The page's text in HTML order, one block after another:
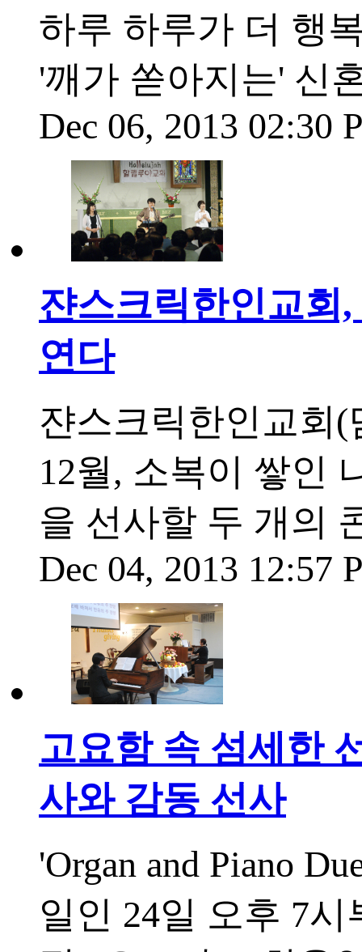
하루 하루가 더 행
'깨가 쏟아지는' 신
Dec 06, 2013 02:30
쟌스크릭한인교회
연다
쟌스크릭한인교회
12월, 소복이 쌓인
을 선사할 두 개의
Dec 04, 2013 12:57
고요함 속 섬세한
사와 감동 선사
'Organ and Piano
일인 24일 오후 7